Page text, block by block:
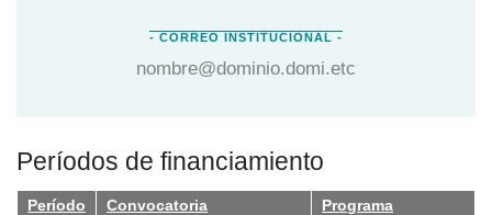
nombre@dominio.domi.etc
Períodos de financiamiento
Período Convocatoria
Programa